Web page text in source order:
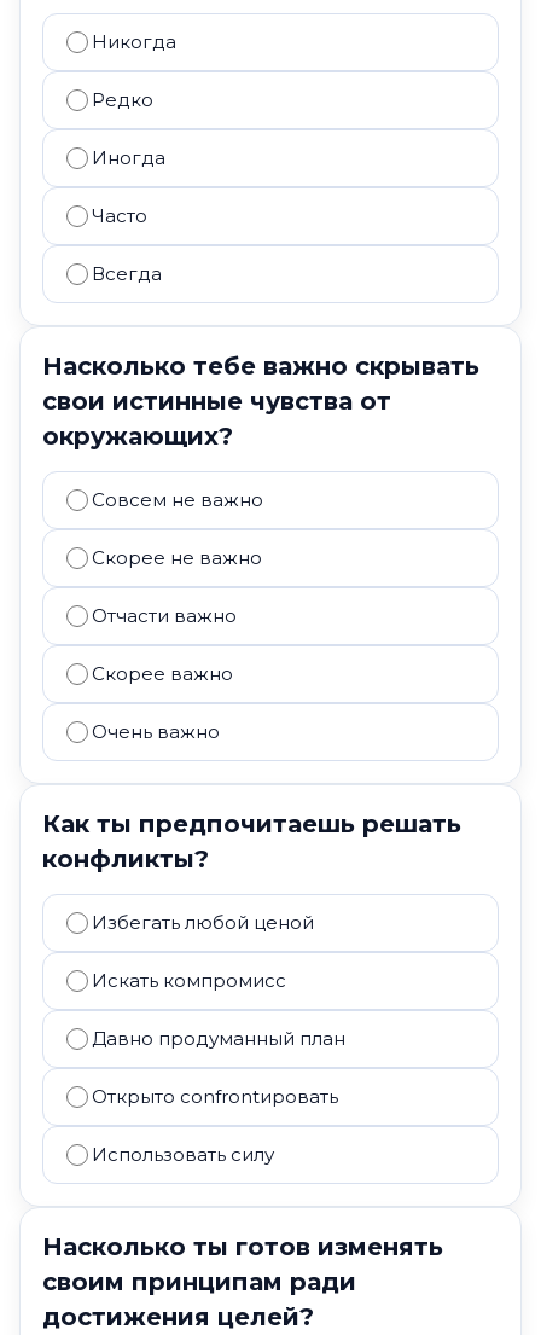
Никогда
Редко
Иногда
Часто
Всегда
Насколько тебе важно скрывать
свои истинные чувства от
окружающих?
Совсем не важно
Скорее не важно
Отчасти важно
Скорее важно
Очень важно
Как ты предпочитаешь решать
конфликты?
Избегать любой ценой
Искать компромисс
Давно продуманный план
Открыто confrontировать
Использовать силу
Насколько ты готов изменять
своим принципам ради
достижения целей?